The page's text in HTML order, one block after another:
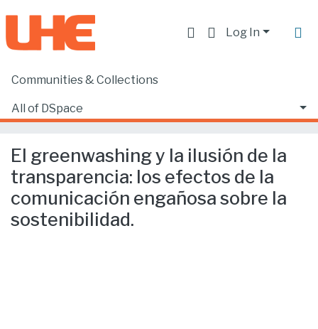
Log In
Communities & Collections
All of DSpace
Home
El greenwashing y la ilusión de la transparencia: los efectos de la comunicación engañosa sobre la sostenibilidad.
El greenwashing y la ilusión de la
transparencia: los efectos de la
comunicación engañosa sobre la
sostenibilidad.